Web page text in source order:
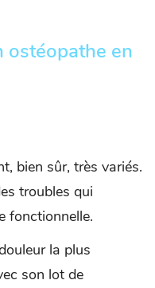
ostéopathe en
bien sûr, très variés.
troubles qui
fonctionnelle.
la plus
son lot de